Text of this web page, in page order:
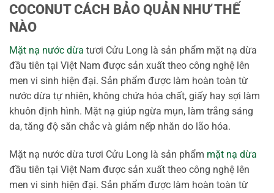
COCONUT CÁCH BẢO QUẢN NHƯ THẾ
NÀO
Mặt nạ nước dừa tươi Cửu Long là sản phẩm mặt nạ dừa
đầu tiên tại Việt Nam được sản xuất theo công nghệ lên
men vi sinh hiện đại. Sản phẩm được làm hoàn toàn từ
nước dừa tự nhiên, không chứa hóa chất, giấy hay sợi làm
khuôn định hình. Mặt nạ giúp ngừa mụn, làm trắng sáng
da, tăng độ săn chắc và giảm nếp nhăn do lão hóa.
Mặt nạ nước dừa tươi Cửu Long là sản phẩm mặt nạ dừa
đầu tiên tại Việt Nam được sản xuất theo công nghệ lên
men vi sinh hiện đại. Sản phẩm được làm hoàn toàn từ